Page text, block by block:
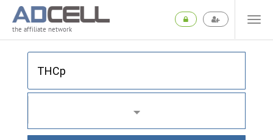
the affiliate network